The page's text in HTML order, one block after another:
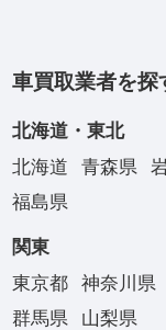
車買取業者を探
北海道・東北
北海道
青森県
福島県
関東
東京都
神奈川県
群馬県
山梨県